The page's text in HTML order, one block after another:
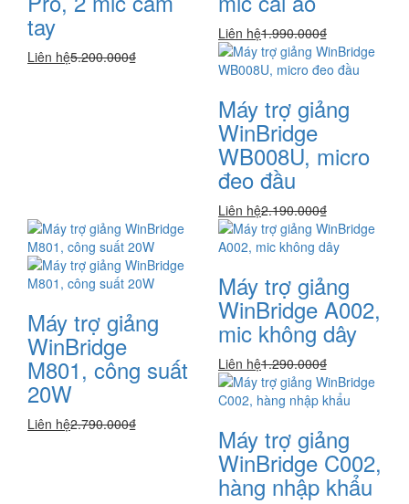
tay
Liên hệ5.200.000₫
Liên hệ1.990.000₫
Máy trợ giảng
WinBridge
WB008U, micro
đeo đầu
Liên hệ2.190.000₫
Máy trợ giảng
WinBridge
M801, công suất
20W
Liên hệ2.790.000₫
Máy trợ giảng
WinBridge A002,
mic không dây
Liên hệ1.290.000₫
Máy trợ giảng
WinBridge C002,
hàng nhập khẩu